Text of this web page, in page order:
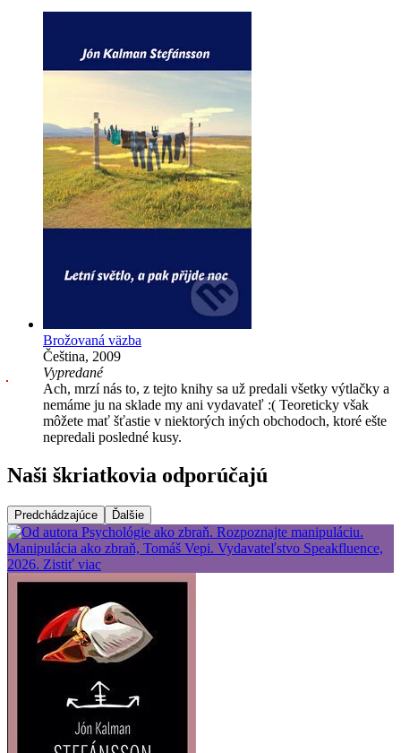
Brožovaná väzba
Čeština, 2009
Vypredané
Ach, mrzí nás to, z tejto knihy sa už predali všetky výtlačky a
nemáme ju na sklade my ani vydavateľ :( Teoreticky však
môžete mať šťastie v niektorých iných obchodoch, ktoré ešte
nepredali posledné kusy.
Naši škriatkovia odporúčajú
Predchádzajúce Ďalšie